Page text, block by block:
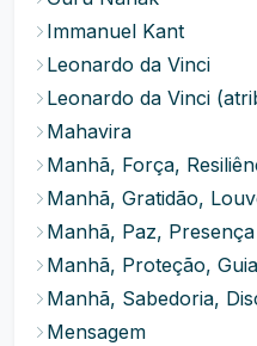
Immanuel Kant
Leonardo da Vinci
Leonardo da Vinci
Mahavira
Manhã, Força,
Manhã, Gratidão,
Manhã, Paz,
Manhã, Proteção,
Manhã, Sabedoria,
Mensagem